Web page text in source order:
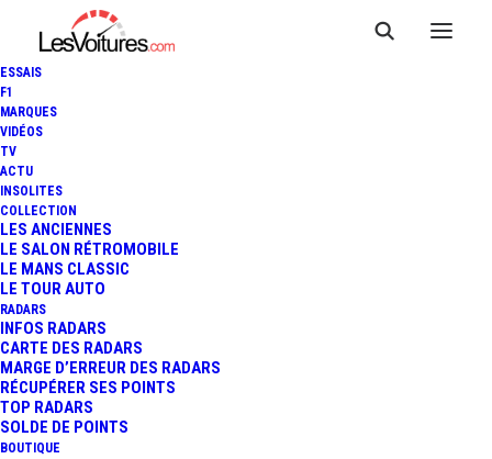
ESSAIS
F1
MARQUES
VIDÉOS
TV
ACTU
INSOLITES
COLLECTION
LES ANCIENNES
LE SALON RÉTROMOBILE
LE MANS CLASSIC
LE TOUR AUTO
RADARS
INFOS RADARS
CARTE DES RADARS
MARGE D’ERREUR DES RADARS
RÉCUPÉRER SES POINTS
TOP RADARS
SOLDE DE POINTS
BOUTIQUE
BOLOGNE
CetteAire de covoiturage
Bologne, dans le département de
Est), est un lieu pratique et accessible pour faciliter vos
déplacements partagés. Positionnée
Fleuri, à proximité de
bénéficie d’un emplacement stratégique